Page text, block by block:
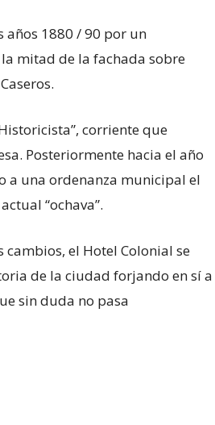
años 1880 / 90 por un
mitad de la fachada sobre
corriente que
Posteriormente hacia el año
a una ordenanza municipal el
“ochava”.
cambios, el Hotel Colonial se
de la ciudad forjando en sí a
sin duda no pasa